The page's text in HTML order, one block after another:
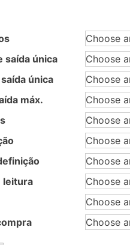
saída única
única
máx.
leitura